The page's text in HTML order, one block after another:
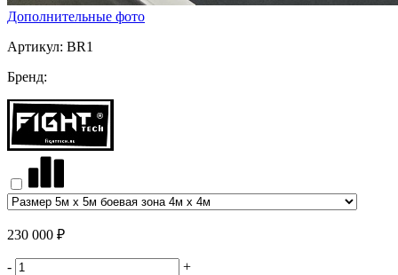
Дополнительные фото
Артикул: BR1
Бренд:
230 000 ₽
-
+